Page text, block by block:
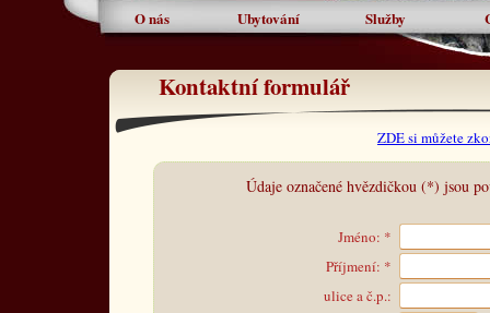
O nás Ubytování Služby
Kontaktní formulář
ZDE si můžete
Údaje označené hvězdičkou (*) jsou
Jméno: *
Příjmení: *
ulice a č.p.: